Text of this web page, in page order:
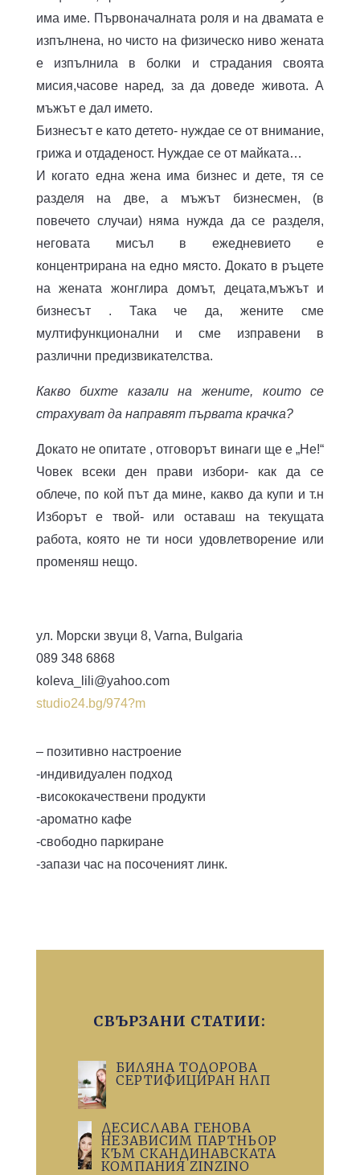
има име. Първоначалната роля и на двамата е
изпълнена, но чисто на физическо ниво жената
е изпълнила в болки и страдания своята
мисия,часове наред, за да доведе живота. А
мъжът е дал името.
Бизнесът е като детето- нуждае се от внимание,
грижа и отдаденост. Нуждае се от майката…
И когато една жена има бизнес и дете, тя се
разделя на две, а мъжът бизнесмен, (в
повечето случаи) няма нужда да се разделя,
неговата мисъл в ежедневието е
концентрирана на едно място. Докато в ръцете
на жената жонглира домът, децата,мъжът и
бизнесът . Така че да, жените сме
мултифункционални и сме изправени в
различни предизвикателства.
Какво бихте казали на жените, които се
страхуват да направят първата крачка?
Докато не опитате , отговорът винаги ще е „Не!“
Човек всеки ден прави избори- как да се
облече, по кой път да мине, какво да купи и т.н
Изборът е твой- или оставаш на текущата
работа, която не ти носи удовлетворение или
променяш нещо.
ул. Морски звуци 8, Varna, Bulgaria
089 348 6868
koleva_lili@yahoo.com
studio24.bg/974?m
– позитивно настроение
-индивидуален подход
-висококачествени продукти
-ароматно кафе
-свободно паркиране
-запази час на посоченият линк.
СВЪРЗАНИ СТАТИИ:
БИЛЯНА ТОДОРОВА
СЕРТИФИЦИРАН НЛП
ДЕСИСЛАВА ГЕНОВА
НЕЗАВИСИМ ПАРТНЬОР
КЪМ СКАНДИНАВСКАТА
КОМПАНИЯ ZINZINO